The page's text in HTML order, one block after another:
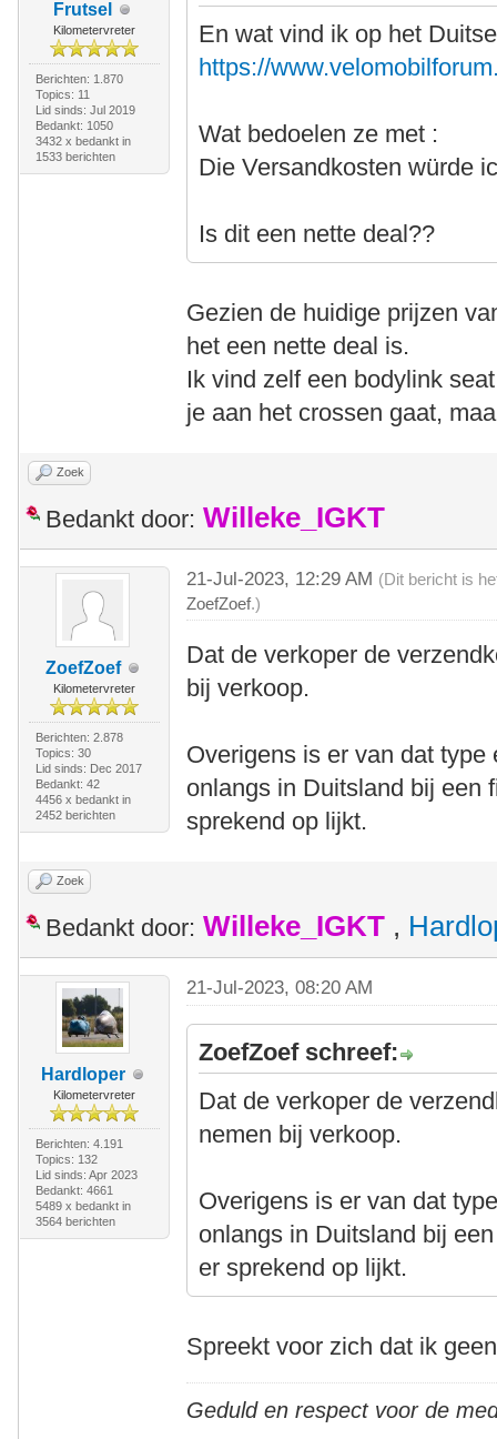
Frutsel
Kilometervreter
Berichten: 1.870
Topics: 11
Lid sinds: Jul 2019
Bedankt: 1050
3432 x bedankt in
1533 berichten
En wat vind ik op het
https://
Wat bedoelen ze met :
Die Versandkosten würde
Is dit een nette deal??
Gezien de huidige prijzen
het een nette deal is.
Ik vind zelf een bodylink
je aan het crossen gaat,
Zoek
Bedankt door: Willeke_IGKT
ZoefZoef
Kilometervreter
Berichten: 2.878
Topics: 30
Lid sinds: Dec 2017
Bedankt: 42
4456 x bedankt in
2452 berichten
21-Jul-2023, 12:29 AM (Dit bericht is
ZoefZoef.)
Dat de verkoper de
bij verkoop.
Overigens is er van dat
onlangs in Duitsland bij een
sprekend op lijkt.
Zoek
Bedankt door: Willeke_IGKT ,
Hardloper
Kilometervreter
Berichten: 4.191
Topics: 132
Lid sinds: Apr 2023
Bedankt: 4661
5489 x bedankt in
3564 berichten
21-Jul-2023, 08:20 AM
ZoefZoef schreef:
Dat de verkoper de
nemen bij verkoop.
Overigens is er van dat
onlangs in Duitsland bij
er sprekend op lijkt.
Spreekt voor zich dat ik
Geduld en respect voor de